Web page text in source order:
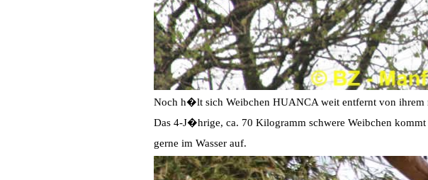
Noch h�lt sich Weibchen HUANCA weit entfernt von ihrem
Das 4-J�hrige, ca. 70 Kilogramm schwere Weibchen
gerne im Wasser auf.